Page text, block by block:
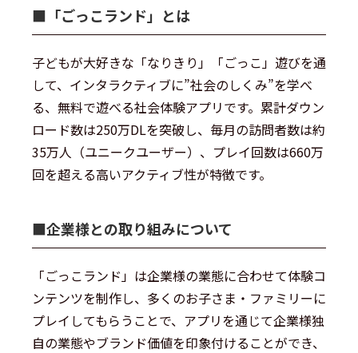
■︎「ごっこランド」とは
子どもが大好きな「なりきり」「ごっこ」遊びを通
して、インタラクティブに”社会のしくみ”を学べ
る、無料で遊べる社会体験アプリです。累計ダウン
ロード数は250万DLを突破し、毎月の訪問者数は約
35万人（ユニークユーザー）、プレイ回数は660万
回を超える高いアクティブ性が特徴です。
■︎企業様との取り組みについて
「ごっこランド」は企業様の業態に合わせて体験コ
ンテンツを制作し、多くのお子さま・ファミリーに
プレイしてもらうことで、アプリを通じて企業様独
自の業態やブランド価値を印象付けることができ、